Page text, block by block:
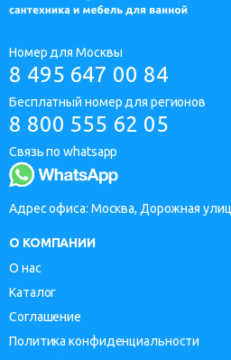
Номер для Москвы
8 495 647 00 84
Бесплатный номер для регионов
8 800 555 62 05
Связь по whatsapp
Адрес офиса: Москва, Дорожная
О КОМПАНИИ
О нас
Каталог
Соглашение
Политика конфиденциальности